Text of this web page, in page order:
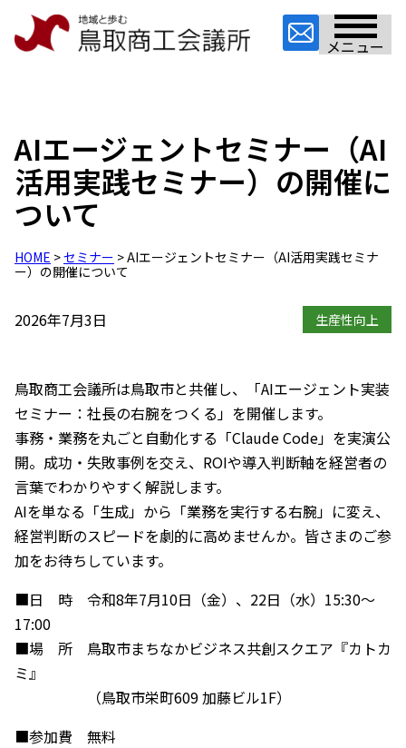
メニュー
AIエージェントセミナー（AI
活用実践セミナー）の開催に
ついて
HOME >セミナー > AIエージェントセミナー（AI活用実践セミナ
ー）の開催について
2026年7月3日 生産性向上
鳥取商工会議所は鳥取市と共催し、
「AIエージェント実装
セミナー：社長の右腕をつくる」を開催します。
事務・業務を丸ごと自動化する 「Claude Code」を実演公
開。成功・失敗事例を交え、ROIや導入判断軸を経営者の
言葉でわかりやすく解説します。
AIを単なる「生成」から「業務を実行する右腕」に変え、
経営判断のスピードを劇的に高めませんか。皆さまのご参
加をお待ちしています。
■日 時 令和8年7月10日（金）、22日（水）15:30～
17:00
■場 所 鳥取市まちなかビジネス共創スクエア『カトカ
ミ』
（鳥取市栄町609 加藤ビル1F）
■参加費 無料